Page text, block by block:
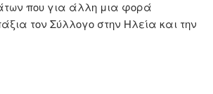
που για άλλη μια φορά
τον Σύλλογο στην Ηλεία και την